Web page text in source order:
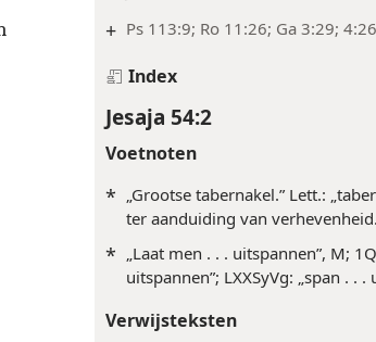
+ Ps 113:9; Ro 11:26; Ga 3:29;
Index
Jesaja 54:2
Voetnoten
*
„Grootse tabernakel.” Lett.:
ter aanduiding van verhevenheid.
* „Laat men . . . uitspannen”, M;
uitspannen”; LXXSyVg: „span . . .
Verwijsteksten